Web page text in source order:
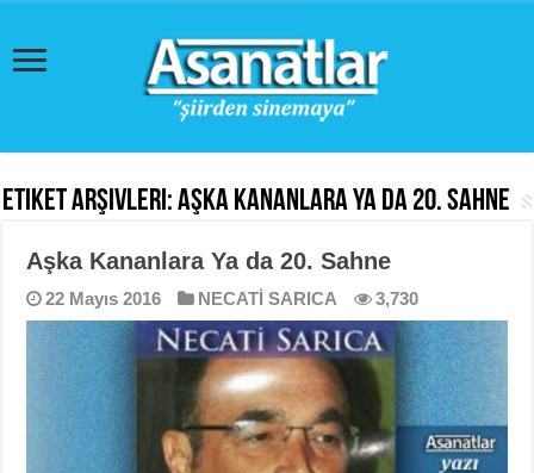
Etiket Arşivleri:Aşka Kananlara Ya Da 20. Sahne
Aşka Kananlara Ya da 20. Sahne
22 Mayıs 2016 NECATİ SARICA 3,730